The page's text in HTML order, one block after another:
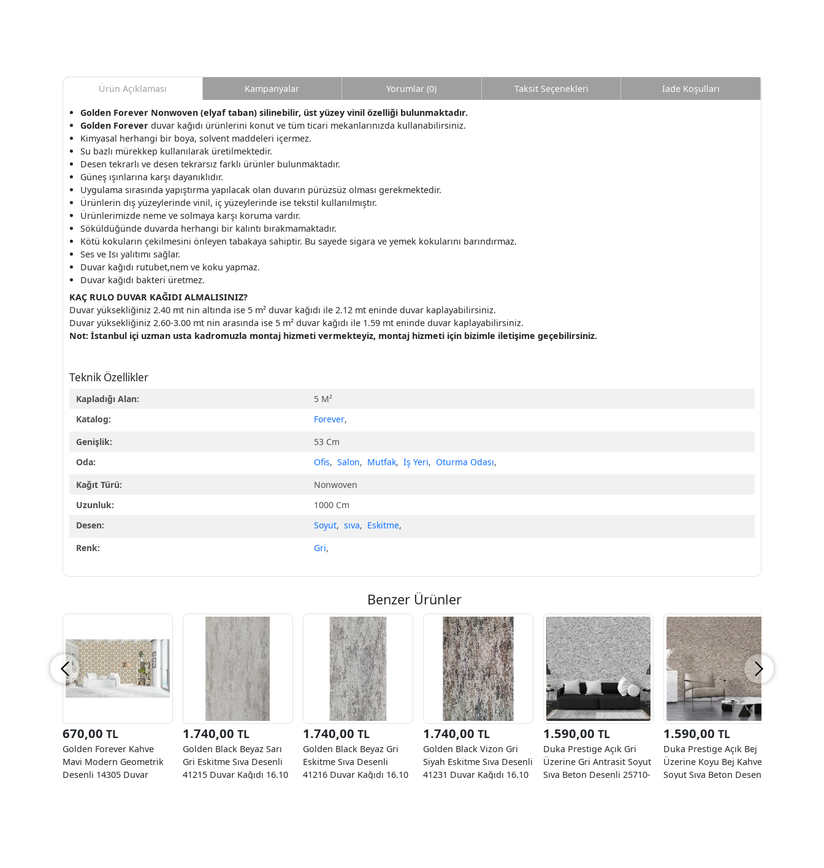
Ürün Açıklaması
Golden Forever Nonwoven (elyaf taban) silinebilir, üst yüzey vinil özelliği bulunmaktadır.
Golden Forever duvar kağıdı ürünlerini konut ve tüm ticari mekanlarınızda kullanabilirsiniz.
Kimyasal herhangi bir boya, solvent maddeleri içermez.
Su bazlı mürekkep kullanılarak üretilmektedir.
Desen tekrarlı ve desen tekrarsız farklı ürünler bulunmaktadır.
Güneş ışınlarına karşı dayanıklıdır.
Uygulama sırasında yapıştırma yapılacak olan duvarın pürüzsüz olması gerekmektedir.
Ürünlerin dış yüzeylerinde vinil, iç yüzeylerinde ise tekstil kullanılmıştır.
Ürünlerimizde neme ve solmaya karşı koruma vardır.
Söküldüğünde duvarda herhangi bir kalıntı bırakmamaktadır.
Kötü kokuların çekilmesini önleyen tabakaya sahiptir. Bu sayede sigara ve yemek kokularını barındırmaz.
Ses ve Isı yalıtımı sağlar.
Duvar kağıdı rutubet,nem ve koku yapmaz.
Duvar kağıdı bakteri üretmez.
KAÇ RULO DUVAR KAĞIDI ALMALISINIZ?
Duvar yüksekliğiniz 2.40 mt nin altında ise 5 m² duvar kağıdı ile 2.12 mt eninde duvar kaplayabilirsiniz.
Duvar yüksekliğiniz 2.60-3.00 mt nin arasında ise 5 m² duvar kağıdı ile 1.59 mt eninde duvar kaplayabilirsiniz.
Not: İstanbul içi uzman usta kadromuzla montaj hizmeti vermekteyiz, montaj hizmeti için bizimle iletişime geçebilirsiniz.
Teknik Özellikler
Kapladığı Alan:
5 M²
Katalog:
Forever,
Genişlik:
53 Cm
Oda:
Ofis, Salon, Mutfak, İş Yeri, Oturma Odası,
Kağıt Türü:
Nonwoven
Uzunluk:
1000 Cm
Desen:
Soyut, sıva, Eskitme,
Renk:
Gri,
Kampanyalar Yorumlar (0) Taksit Seçenekleri İade Koşulları
Benzer Ürünler
670,00 TL
Golden Forever Kahve
Mavi Modern Geometrik
Desenli 14305 Duvar
1.740,00 TL
Golden Black Beyaz Sarı
Gri Eskitme Sıva Desenli
41215 Duvar Kağıdı 16.10
1.740,00 TL
Golden Black Beyaz Gri
Eskitme Sıva Desenli
41216 Duvar Kağıdı 16.10
1.740,00 TL
Golden Black Vizon Gri
Siyah Eskitme Sıva Desenli
41231 Duvar Kağıdı 16.10
1.590,00 TL
Duka Prestige Açık Gri
Üzerine Gri Antrasit Soyut
Sıva Beton Desenli 25710-
1.590,00 TL
Duka Prestige Açık Bej
Üzerine Koyu Bej Kahve
Soyut Sıva Beton Desenli